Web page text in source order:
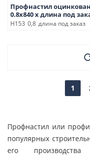
Профнастил
0.8х840 х длина под
Н153 0,8 длина под заказ
1
Профнастил или
популярных
его производства